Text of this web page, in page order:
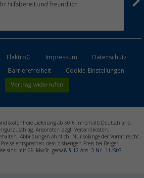
hilfsbereit und freundlich
ElektroG Impressum
Datenschutz
Barrierefreiheit Cookie-Einstellungen
Vertrag widerrufen
Lieferung ab 50 € innerhalb Deutschland,
Ansonsten zzgl. Versandkosten.
Abbildungen ähnlich. Nur solange der Vorrat reicht.
entsprechen dem bisherigen Preis bei Berger.
sind mit 0% MwSt. gemäß § 12 Abs. 3 Nr. 1 UStG